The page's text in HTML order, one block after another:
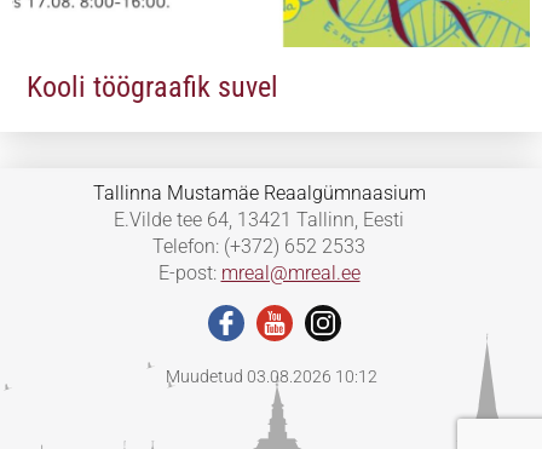
Kooli töögraafik suvel
Tallinna Mustamäe Reaalgümnaasium
E.Vilde tee 64, 13421 Tallinn, Eesti
Telefon: (+372) 652 2533
E-post: mreal@mreal.ee
Muudetud 03.08.2026 10:12